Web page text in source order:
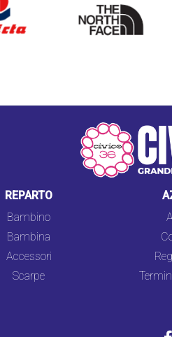
NORTH
FACE
REPARTO
Bambino
Bambina
Accessori
Scarpe